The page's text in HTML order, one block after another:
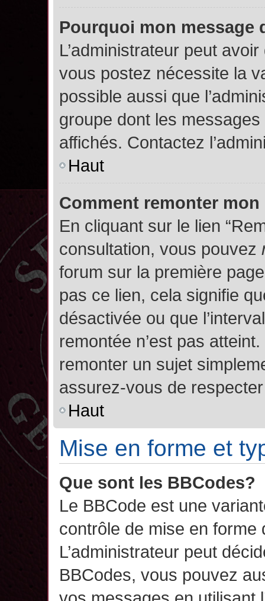
Pourquoi mon message
L’administrateur peut
vous postez nécessite la
possible aussi que
groupe dont les
affichés. Contactez
Haut
Comment remonter
En cliquant sur le lien
consultation, vous pouvez
forum sur la première
pas ce lien, cela signifie
désactivée ou que
remontée n’est pas
remonter un sujet
assurez-vous de
Haut
Mise en forme et
Que sont les BBCodes?
Le BBCode est une
contrôle de mise en forme
L’administrateur peut
BBCodes, vous pouvez